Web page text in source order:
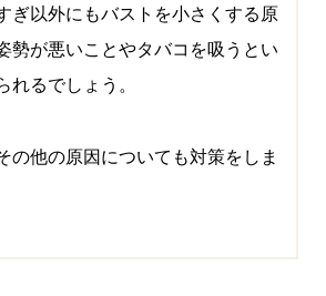
ぎ以外にもバストを小さくする原
勢が悪いことやタバコを吸うとい
れるでしょう。
の他の原因についても対策をしま